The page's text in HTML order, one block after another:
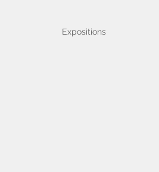
Expositions